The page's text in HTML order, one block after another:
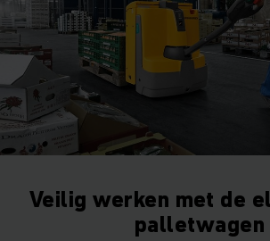
Veilig werken met de
palletwagen